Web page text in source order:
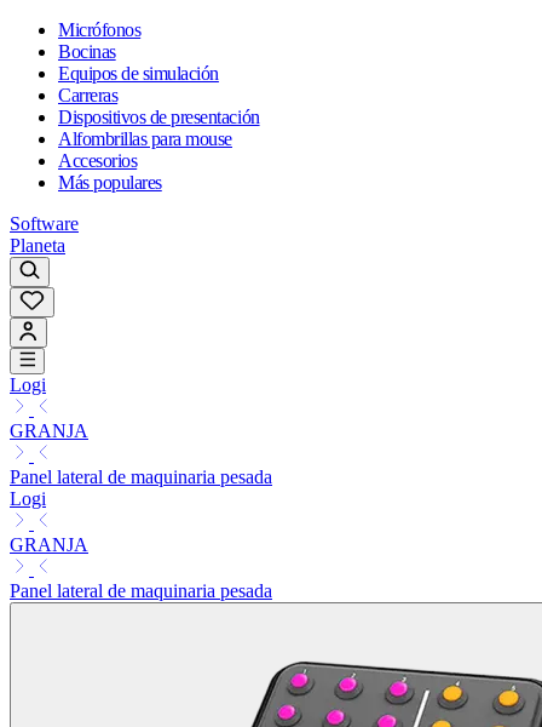
Micrófonos
Bocinas
Equipos de simulación
Carreras
Dispositivos de presentación
Alfombrillas para mouse
Accesorios
Más populares
Software
Planeta
Logi
GRANJA
Panel lateral de maquinaria pesada
Logi
GRANJA
Panel lateral de maquinaria pesada